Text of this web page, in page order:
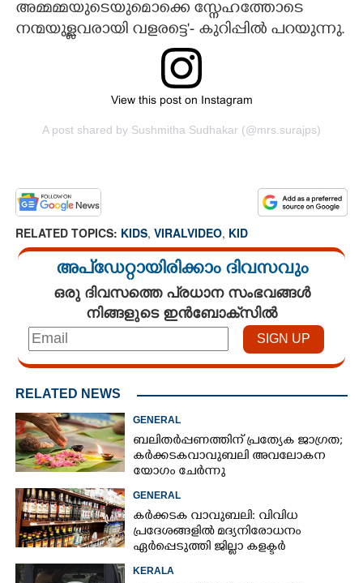
അമ്മമ്മയുടെയുമൊക്കെ സ്നേഹത്തോടെ
നന്മയുള്ളവരായി വളരട്ടെ'- കുറിപ്പിൽ പറയുന്നു.
View this post on Instagram
A post shared by Sushmitha Sudhakar (@mrs.surajps)
RELATED TOPICS: KIDS, VIRALVIDEO, KID
അപ്ഡേറ്റായിരിക്കാം ദിവസവും
ഒരു ദിവസത്തെ പ്രധാന സംഭവങ്ങൾ
നിങ്ങളുടെ ഇൻബോക്സിൽ
RELATED NEWS
GENERAL
ബലിതർപ്പണത്തിന് പ്രത്യേക ജാഗ്രത;
കർക്കടകവാവുബലി അവലോകന
യോഗം ചേർന്നു
GENERAL
കർക്കടക വാവുബലി: വിവിധ
പ്രദേശങ്ങളിൽ മദ്യനിരോധനം
ഏർപ്പെടുത്തി ജില്ലാ കളക്ടർ
KERALA